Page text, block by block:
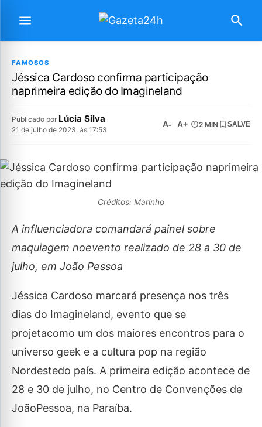
FAMOSOS
Jéssica Cardoso confirma participação
naprimeira edição do Imagineland
Publicado por Lúcia Silva
21 de julho de 2023, às 17:53
A- A+ 2 MIN SALVE
Créditos: Marinho
A influenciadora comandará painel sobre
maquiagem noevento realizado de 28 a 30 de
julho, em João Pessoa
Jéssica Cardoso marcará presença nos três
dias do Imagineland, evento que se
projetacomo um dos maiores encontros para o
universo geek e a cultura pop na região
Nordestedo país. A primeira edição acontece de
28 e 30 de julho, no Centro de Convenções de
JoãoPessoa, na Paraíba.